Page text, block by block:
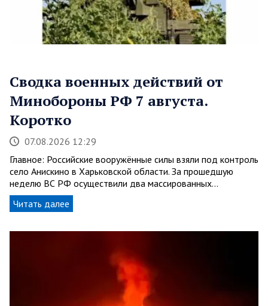
Сводка военных действий от
Минобороны РФ 7 августа.
Коротко
07.08.2026 12:29
Главное: Российские вооружённые силы взяли под контроль
село Анискино в Харьковской области. За прошедшую
неделю ВС РФ осуществили два массированных…
Читать далее